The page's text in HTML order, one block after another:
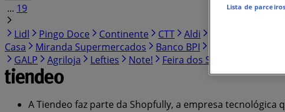
... 19
Lidl
Pingo Doce Continente CTT Aldi
Casa
Miranda Supermercados Banco BPI
GALP
Agriloja Lefties Note! Feira dos Sofás
A Tiendeo faz parte da Shopfully, a empresa
Lista de